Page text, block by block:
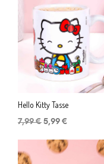
Hello Kitty Tasse
7,99€ Ursprünglicher
war:
7,99 €
5,99 €
ist: